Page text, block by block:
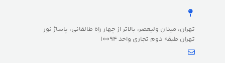
تهران، میدان ولیعصر، بالاتر از چهار راه طالقانی، پاساژ نور
تهران طبقه دوم تجاری واحد 10094